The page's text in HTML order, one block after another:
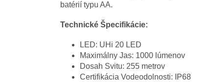
batérií typu AA.
Technické Špecifikácie:
LED: UHi 20 LED
Maximálny Jas: 1000 lúmenov
Dosah Svitu: 255 metrov
Certifikácia Vodeodolnosti: IP68